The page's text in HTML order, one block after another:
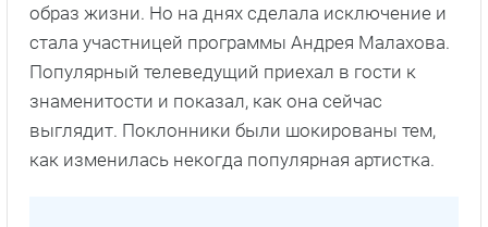
образ жизни. Но на днях сделала исключение и
стала участницей программы Андрея Малахова.
Популярный телеведущий приехал в гости к
знаменитости и показал, как она сейчас
выглядит. Поклонники были шокированы тем,
как изменилась некогда популярная артистка.